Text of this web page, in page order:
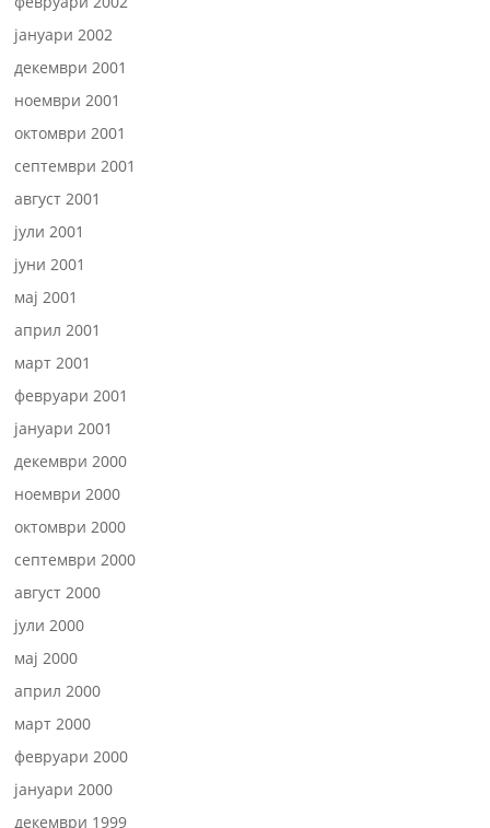
јануари 2002
декември 2001
ноември 2001
октомври 2001
септември 2001
август 2001
јули 2001
јуни 2001
мај 2001
април 2001
март 2001
февруари 2001
јануари 2001
декември 2000
ноември 2000
октомври 2000
септември 2000
август 2000
јули 2000
мај 2000
април 2000
март 2000
февруари 2000
јануари 2000
декември 1999